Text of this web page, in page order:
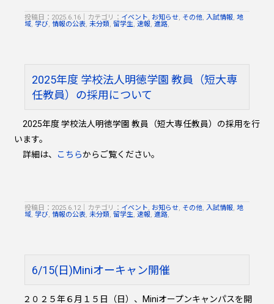
投稿日：2025.6.16 カテゴリ： イベント, お知らせ, その他, 入試情報, 地
域, 学び, 情報の公表, 未分類, 留学生, 速報, 進路,
2025年度 学校法人明徳学園 教員（短大専
任教員）の採用について
2025年度 学校法人明徳学園 教員（短大専任教員）の採用を行
います。
詳細は、
こちらからご覧ください。
投稿日：2025.6.12｜ カテゴリ： イベント, お知らせ, その他, 入試情報, 地
域, 学び, 情報の公表, 未分類, 留学生, 速報, 進路,
6/15(日)Miniオーキャン開催
２０２５年６月１５日（日）、Miniオープンキャンパスを開